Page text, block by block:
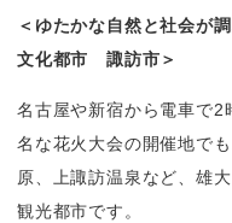
＜ゆたかな自然と社会が
文化都市　諏訪市＞
名古屋や新宿から電車で2
名な花火大会の開催地で
原、上諏訪温泉など、雄
観光都市です。